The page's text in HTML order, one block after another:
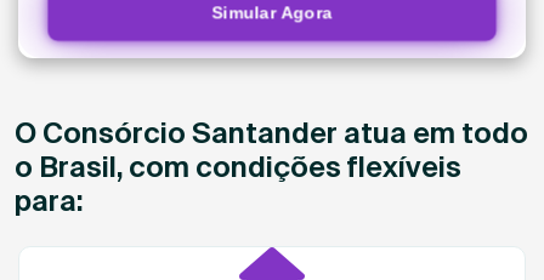
Simular Agora
O Consórcio Santander atua em todo
o Brasil, com condições flexíveis
para: